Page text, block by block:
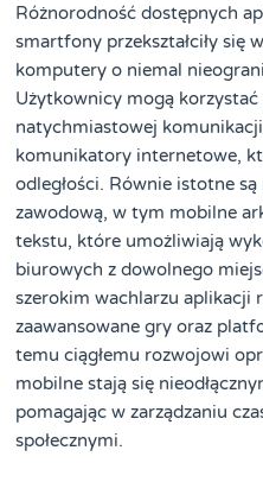
Różnorodność dostępnych
smartfony przekształciły się
komputery o niemal
Użytkownicy mogą korzystać
natychmiastowej
komunikatory internetowe,
odległości. Równie istotne
zawodową, w tym mobilne
tekstu, które umożliwiają
biurowych z dowolnego
szerokim wachlarzu aplikacji
zaawansowane gry oraz
temu ciągłemu rozwojowi
mobilne stają się
pomagając w zarządzaniu
społecznymi.